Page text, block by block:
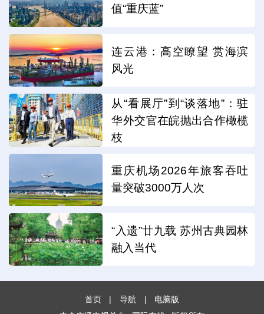
值“重庆蓝”
连云港：高空瞭望 赏海滨
风光
从“看展厅”到“谈落地”：驻
华外交官在皖抛出合作橄榄
枝
重庆机场2026年旅客吞吐
量突破3000万人次
“入遗”廿九载 苏州古典园林
融入当代
首页 | 导航 |
电脑版